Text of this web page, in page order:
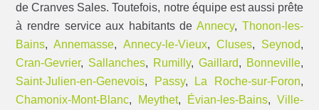
de Cranves Sales. Toutefois, notre équipe est aussi prête
à rendre service aux habitants de Annecy, Thonon-les-
Bains,Annemasse, Annecy-le-Vieux, Cluses, Seynod,
Cran-Gevrier, Sallanches, Rumilly, Gaillard, Bonneville,
Saint-Julien-en-Genevois, Passy, La Roche-sur-Foron,
Chamonix-Mont-Blanc, Meythet, Évian-les-Bains, Ville-